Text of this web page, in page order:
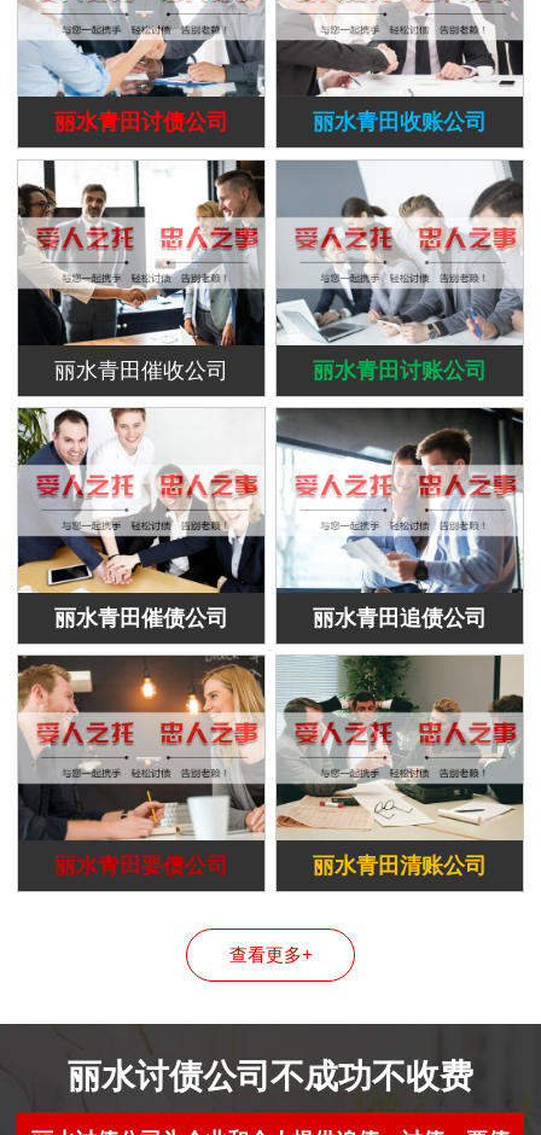
丽水青田讨债公司 丽水青田收账公司
丽水青田催收公司 丽水青田讨账公司
丽水青田催债公司 丽水青田追债公司
丽水青田要债公司 丽水青田清账公司
查看更多+
丽水讨债公司不成功不收费